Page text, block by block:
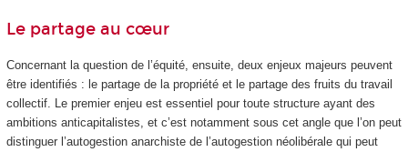
Le partage au cœur
Concernant la question de l’équité, ensuite, deux enjeux majeurs peuvent
être identifiés : le partage de la propriété et le partage des fruits du travail
collectif. Le premier enjeu est essentiel pour toute structure ayant des
ambitions anticapitalistes, et c’est notamment sous cet angle que l’on peut
distinguer l’autogestion anarchiste de l’autogestion néolibérale qui peut